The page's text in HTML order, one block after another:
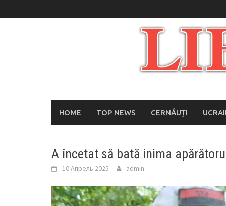
to
HOME TOP NEWS CERNĂUȚI
A încetat să bată inima
10 Апрель 2025 admin